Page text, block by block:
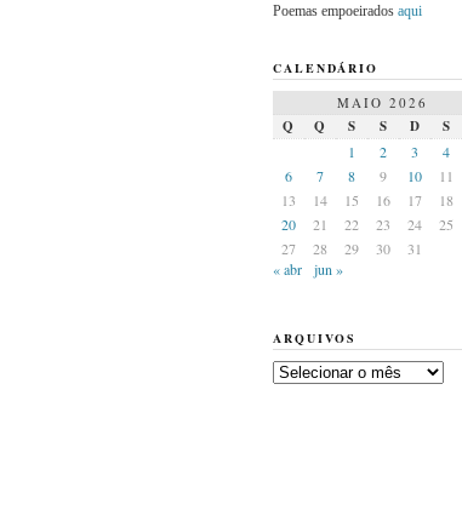
Poemas empoeirados aqui
CALENDÁRIO
MAIO 2026
Q Q S S D S
1
2 3 4
6
7 8 9 10 11
13
14 15 16 17 18
20
21 22 23 24 25
27
28 29 30
31
« abr
jun »
ARQUIVOS
Arquivos